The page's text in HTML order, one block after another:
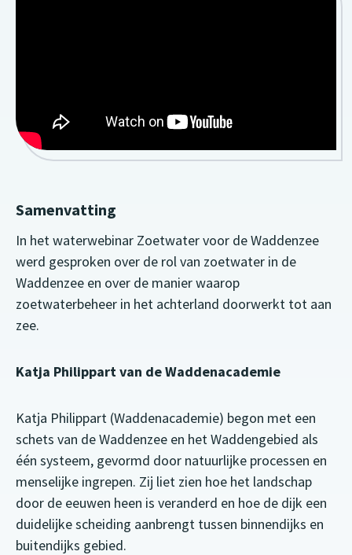
Samenvatting
In het waterwebinar Zoetwater voor de Waddenzee
werd gesproken over de rol van zoetwater in de
Waddenzee en over de manier waarop
zoetwaterbeheer in het achterland doorwerkt tot aan
zee.
Katja Philippart van de Waddenacademie
Katja Philippart (Waddenacademie) begon met een
schets van de Waddenzee en het Waddengebied als
één systeem, gevormd door natuurlijke processen en
menselijke ingrepen. Zij liet zien hoe het landschap
door de eeuwen heen is veranderd en hoe de dijk een
duidelijke scheiding aanbrengt tussen binnendijks en
buitendijks gebied.